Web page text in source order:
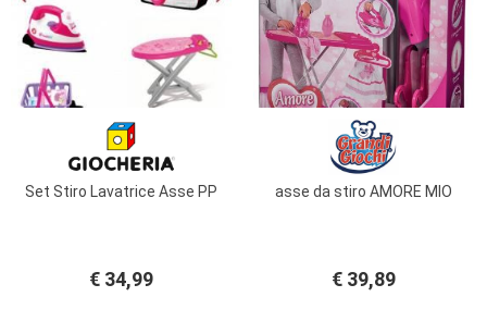
Set Stiro Lavatrice Asse PP
€ 34,99
asse da stiro AMORE MIO
€ 39,89